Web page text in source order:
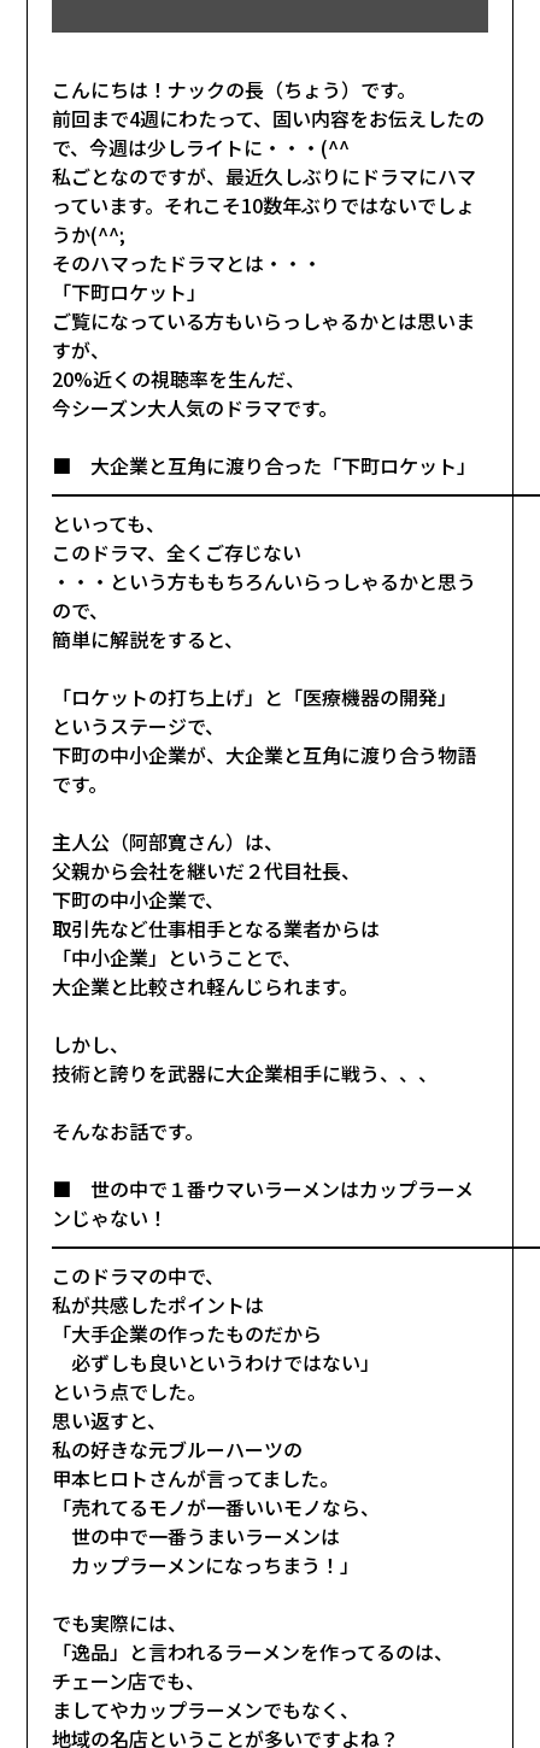
こんにちは！ナックの長（ちょう）です。
前回まで4週にわたって、固い内容をお伝えしたの
で、今週は少しライトに・・・(^^
私ごとなのですが、最近久しぶりにドラマにハマ
っています。それこそ10数年ぶりではないでしょ
うか(^^;
そのハマったドラマとは・・・
「下町ロケット」
ご覧になっている方もいらっしゃるかとは思いま
すが、
20%近くの視聴率を生んだ、
今シーズン大人気のドラマです。
■ 大企業と互角に渡り合った「下町ロケット」
といっても、
このドラマ、全くご存じない
・・・という方ももちろんいらっしゃるかと思う
ので、
簡単に解説をすると、
「ロケットの打ち上げ」と「医療機器の開発」
というステージで、
下町の中小企業が、大企業と互角に渡り合う物語
です。
主人公（阿部寛さん）は、
父親から会社を継いだ２代目社長、
下町の中小企業で、
取引先など仕事相手となる業者からは
「中小企業」ということで、
大企業と比較され軽んじられます。
しかし、
技術と誇りを武器に大企業相手に戦う、、、
そんなお話です。
■ 世の中で１番ウマいラーメンはカップラーメ
ンじゃない！
このドラマの中で、
私が共感したポイントは
「大手企業の作ったものだから
必ずしも良いというわけではない」
という点でした。
思い返すと、
私の好きな元ブルーハーツの
甲本ヒロトさんが言ってました。
「売れてるモノが一番いいモノなら、
世の中で一番うまいラーメンは
カップラーメンになっちまう！」
でも実際には、
「逸品」と言われるラーメンを作ってるのは、
チェーン店でも、
ましてやカップラーメンでもなく、
地域の名店ということが多いですよね？